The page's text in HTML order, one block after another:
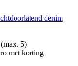
denim
5)
met korting